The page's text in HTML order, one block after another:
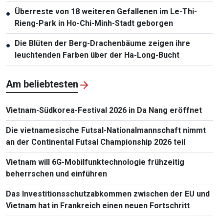
● Überreste von 18 weiteren Gefallenen im Le-Thi-
Rieng-Park in Ho-Chi-Minh-Stadt geborgen
● Die Blüten der Berg-Drachenbäume zeigen ihre
leuchtenden Farben über der Ha-Long-Bucht
Am beliebtesten
Vietnam-Südkorea-Festival 2026 in Da Nang eröffnet
Die vietnamesische Futsal-Nationalmannschaft nimmt
an der Continental Futsal Championship 2026 teil
Vietnam will 6G-Mobilfunktechnologie frühzeitig
beherrschen und einführen
Das Investitionsschutzabkommen zwischen der EU und
Vietnam hat in Frankreich einen neuen Fortschritt